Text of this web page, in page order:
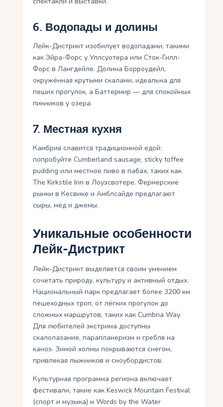
6. Водопады и долины
Лейк-Дистрикт изобилует водопадами, такими
как Эйра-Форс у Уллсуотера или Сток-Гилл-
Форс в Лангдейле. Долина Борроудейл,
окружённая крутыми скалами, идеальна для
пеших прогулок, а Баттермир — для спокойных
пикников у озера.
7. Местная кухня
Камбрия славится традиционной едой:
попробуйте Cumberland sausage, sticky toffee
pudding или местное пиво в пабах, таких как
The Kirkstile Inn в Лоуэсвотере. Фермерские
рынки в Кесвике и Амблсайде предлагают
сыры, мёд и джемы.
Уникальные особенности
Лейк-Дистрикт
Лейк-Дистрикт выделяется своим умением
сочетать природу, культуру и активный отдых.
Национальный парк предлагает более 3200 км
пешеходных троп, от лёгких прогулок до
сложных маршрутов, таких как Cumbria Way.
Для любителей экстрима доступны
скалолазание, парапланеризм и гребля на
каноэ. Зимой холмы покрываются снегом,
привлекая лыжников и сноубордистов.
Культурная программа региона включает
фестивали, такие как Keswick Mountain Festival
(спорт и музыка) и Words by the Water